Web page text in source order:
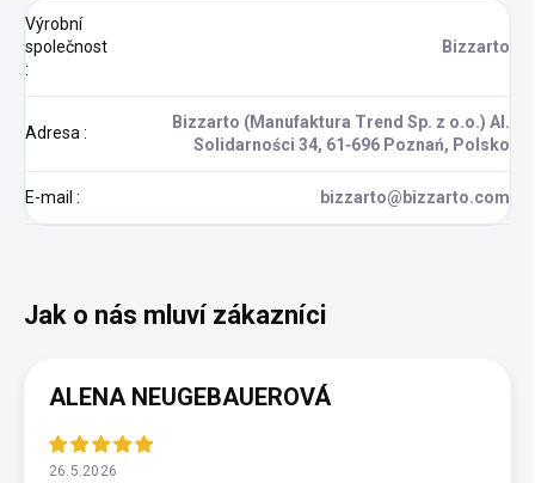
Výrobní
společnost
:
Bizzarto
Adresa :
Bizzarto (Manufaktura Trend Sp. z o.o.) Al.
Solidarności 34, 61‑696 Poznań, Polsko
E-mail : bizzarto@bizzarto.com
ALENA NEUGEBAUEROVÁ
26.5.2026